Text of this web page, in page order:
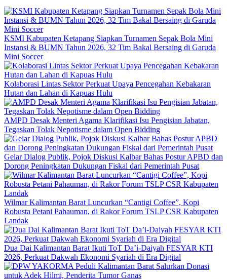
KSMI Kabupaten Ketapang Siapkan Turnamen Sepak Bola Mini
Instansi & BUMN Tahun 2026, 32 Tim Bakal Bersaing di Garuda
Mini Soccer
Kolaborasi Lintas Sektor Perkuat Upaya Pencegahan Kebakaran
Hutan dan Lahan di Kapuas Hulu
AMPD Desak Menteri Agama Klarifikasi Isu Pengisian Jabatan,
Tegaskan Tolak Nepotisme dalam Open Bidding
Gelar Dialog Publik, Pojok Diskusi Kalbar Bahas Postur APBD dan
Dorong Peningkatan Dukungan Fiskal dari Pemerintah Pusat
Wilmar Kalimantan Barat Luncurkan “Cantigi Coffee”, Kopi
Robusta Petani Pahauman, di Rakor Forum TSLP CSR Kabupaten
Landak
Dua Dai Kalimantan Barat Ikuti ToT Da’i-Daiyah FESYAR KTI
2026, Perkuat Dakwah Ekonomi Syariah di Era Digital